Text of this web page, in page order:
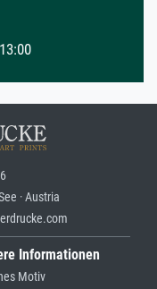
· Austria
Informationen
Motiv